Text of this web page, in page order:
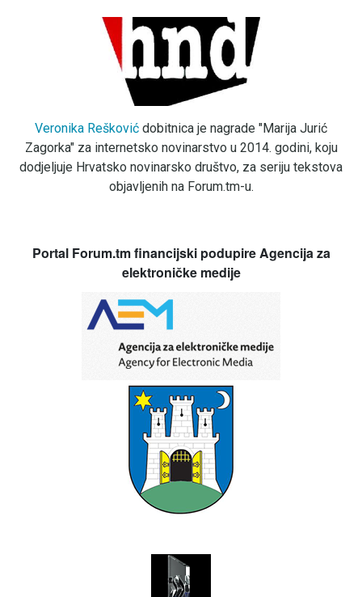
Veronika Rešković dobitnica je nagrade "Marija Jurić
Zagorka" za internetsko novinarstvo u 2014. godini, koju
dodjeljuje Hrvatsko novinarsko društvo, za seriju tekstova
objavljenih na Forum.tm-u.
Portal Forum.tm financijski podupire Agencija za
elektroničke medije